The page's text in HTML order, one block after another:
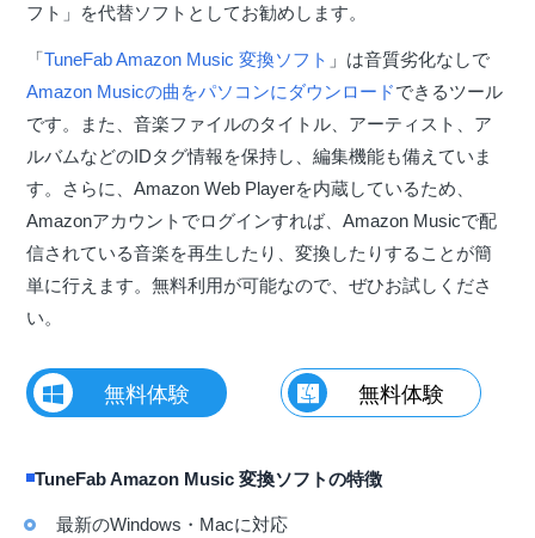
フト」を代替ソフトとしてお勧めします。
「TuneFab Amazon Music 変換ソフト 」は音質劣化なしで
Amazon Musicの曲をパソコンにダウンロードできるツール
です。また、音楽ファイルのタイトル、アーティスト、ア
ルバムなどのIDタグ情報を保持し、編集機能も備えていま
す。さらに、Amazon Web Playerを内蔵しているため、
Amazonアカウントでログインすれば、Amazon Musicで配
信されている音楽を再生したり、変換したりすることが簡
単に行えます。無料利用が可能なので、ぜひお試しくださ
い。
無料体験 無料体験
TuneFab Amazon Music 変換ソフトの特徴
最新のWindows・Macに対応